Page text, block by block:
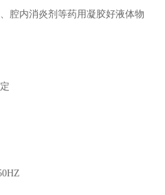
内消炎剂等药用凝胶好液体物